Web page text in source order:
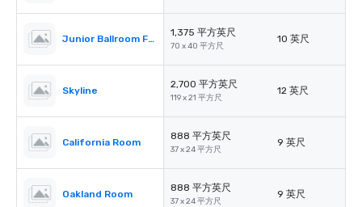
Junior Ballroom Foyer
1,375 平方英尺
70 x 40 平方尺
10 英尺
Skyline
2,700 平方英尺
119 x 21 平方尺
12 英尺
California Room
888 平方英尺
37 x 24 平方尺
9 英尺
Oakland Room
888 平方英尺
37 x 24 平方尺
9 英尺